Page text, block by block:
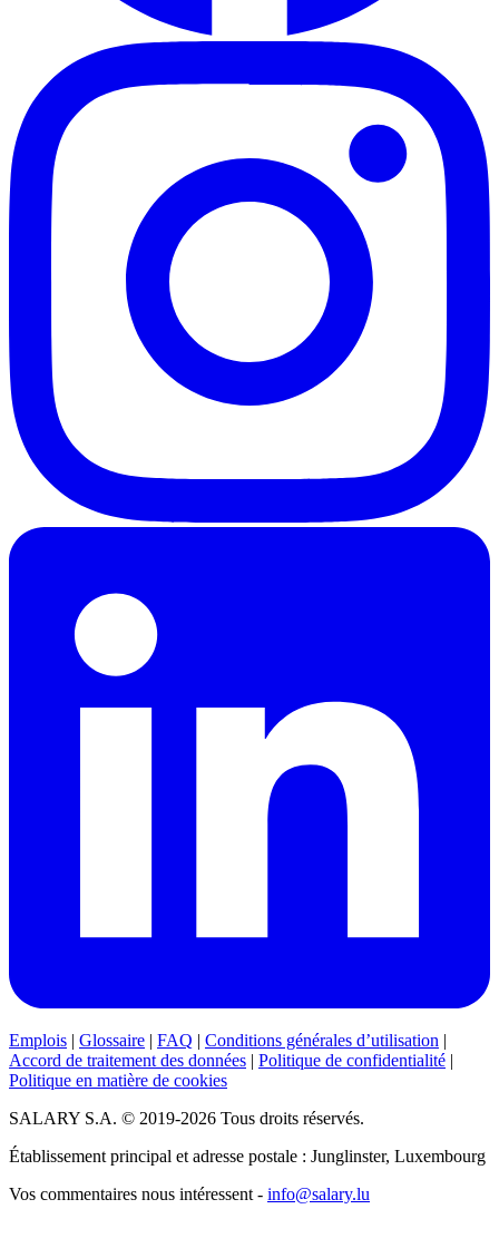
Emplois | Glossaire | FAQ | Conditions générales d’utilisation |
Accord de traitement des données | Politique de confidentialité |
Politique en matière de cookies
SALARY S.A. © 2019-2026 Tous droits réservés.
Établissement principal et adresse postale : Junglinster, Luxembourg
Vos commentaires nous intéressent - info@salary.lu